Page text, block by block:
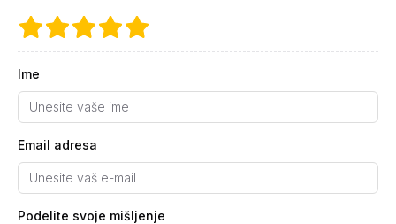
Ime
Email adresa
Podelite svoje mišljenje